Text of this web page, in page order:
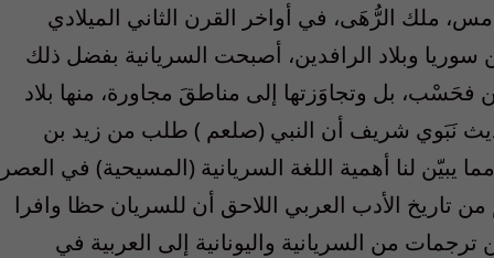
ملك الرُّهَى، في أواخر القرن الثاني الميلادي
سوريا وبلاد الرافدين، أصبحت السريانية بفضل ذلك
فحَسْب، بل وتجاوَزتها إلى مناطقَ مجاورة، منها بلاد
نَبَوي شريف أن النبي (صلعم ) طلب من زيد بن
يبيّن لنا أهمية اللغة السريانية (المسيحية) في العصر
تاريخ الأدب العربي اللاحق أن للسريان حظا وافرا
ترجمات من السريانية واليونانية إلى العربية في